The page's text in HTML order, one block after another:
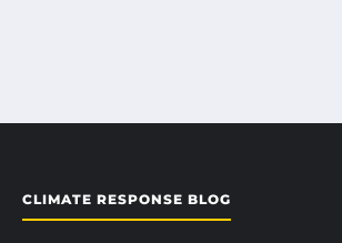
CLIMATE RESPONSE BLOG